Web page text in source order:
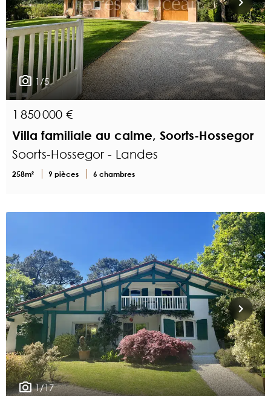
1/5
1 850 000 €
Villa familiale au calme, Soorts-Hossegor
Soorts-Hossegor - Landes
258m² 9 pièces 6 chambres
1/17